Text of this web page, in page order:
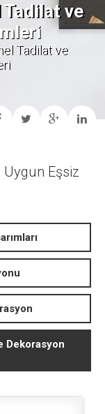
Tadilat ve
Tadilat ve
Eşsiz
Dekorasyon